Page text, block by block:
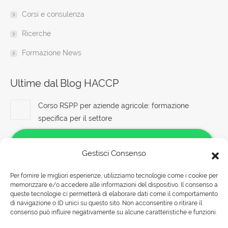
Gestisci Consenso
Per fornire le migliori esperienze, utilizziamo tecnologie come i cookie per
memorizzare e/o accedere alle informazioni del dispositivo. Il consenso a
queste tecnologie ci permetterà di elaborare dati come il comportamento
di navigazione o ID unici su questo sito. Non acconsentire o ritirare il
consenso può influire negativamente su alcune caratteristiche e funzioni.
Corsi e consulenza
Ricerche
Formazione News
Ultime dal Blog HACCP
Corso RSPP per aziende agricole: formazione
specifica per il settore
Sconti convenienti sui servizi di consulenza per la
lavoratori rischio basso medio alto
9 Agosto 2026
Corso Sicurezza sul Lavoro RSPP per Responsabili
Salve!
Come possiamo aiutarti?